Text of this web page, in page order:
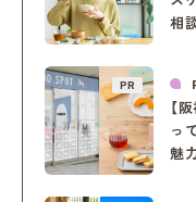
相
PR
【
っ
魅